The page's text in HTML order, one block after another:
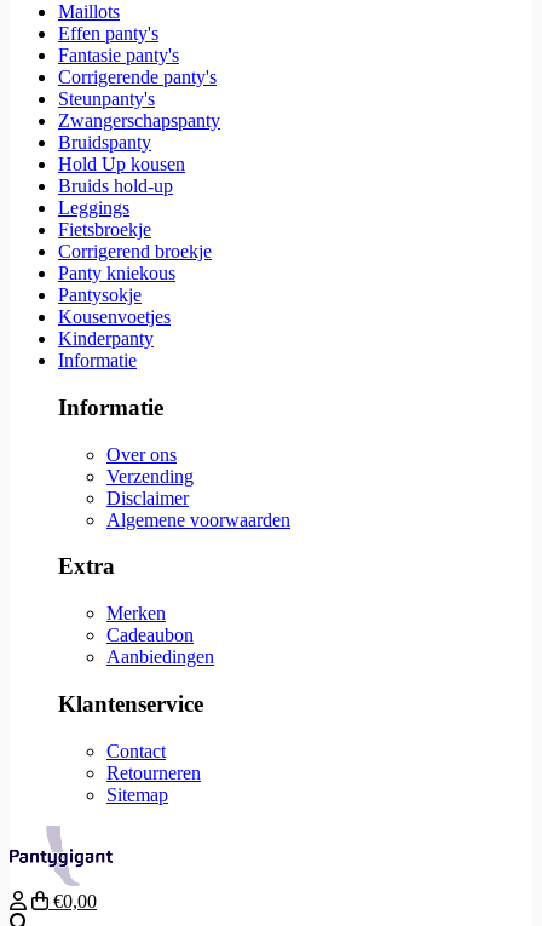
Maillots
Effen panty's
Fantasie panty's
Corrigerende panty's
Steunpanty's
Zwangerschapspanty
Bruidspanty
Hold Up kousen
Bruids hold-up
Leggings
Fietsbroekje
Corrigerend broekje
Panty kniekous
Pantysokje
Kousenvoetjes
Kinderpanty
Informatie
Informatie
Over ons
Verzending
Disclaimer
Algemene voorwaarden
Extra
Merken
Cadeaubon
Aanbiedingen
Klantenservice
Contact
Retourneren
Sitemap
€0,00